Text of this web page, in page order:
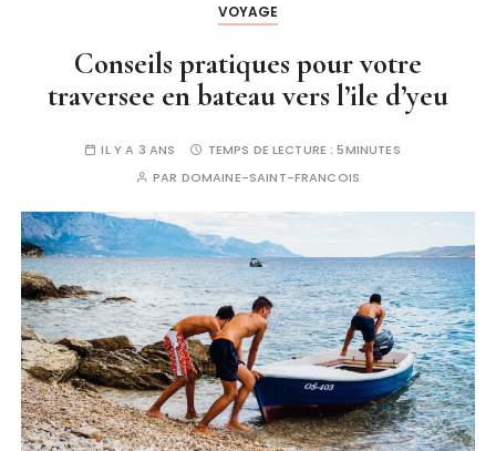
VOYAGE
Conseils pratiques pour votre
traversee en bateau vers l’ile d’yeu
IL Y A 3 ANS TEMPS DE LECTURE :5MINUTES
PAR DOMAINE-SAINT-FRANCOIS